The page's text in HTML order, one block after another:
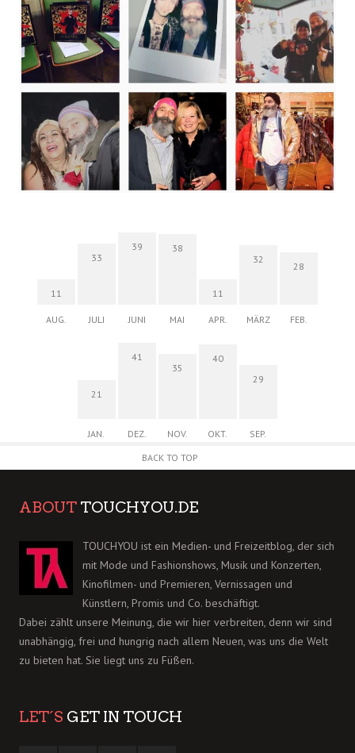
11
AUG.
33
JULI
39
JUNI
38
MAI
11
APR.
32
MÄRZ
28
FEB.
21
JAN.
41
DEZ.
35
NOV.
40
OKT.
29
SEP.
BACK TO TOP
ABOUT TOUCHYOU.DE
TOUCHYOU ist ein Medien- und Freizeitblog, der sich
mit Mode und Fashionshows, Musik und Konzerten,
Kinofilmen- und Premieren, Vernissagen und
Künstlern, Promis und Co. beschäftigt.
Dabei zählt unsere Meinung, die wir hier verbreiten, denn wir sind
unabhängig, frei und hungrig nach allem Neuen, was uns die Welt
zu bieten hat. Sie liegt uns zu Füßen.
LET´S GET IN TOUCH